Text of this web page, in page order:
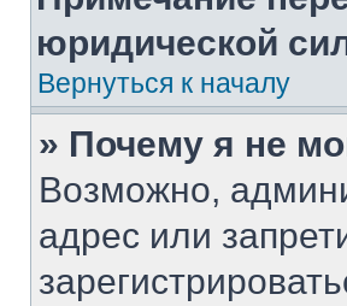
юридической
Вернуться к началу
» Почему я не
Возможно,
адрес или